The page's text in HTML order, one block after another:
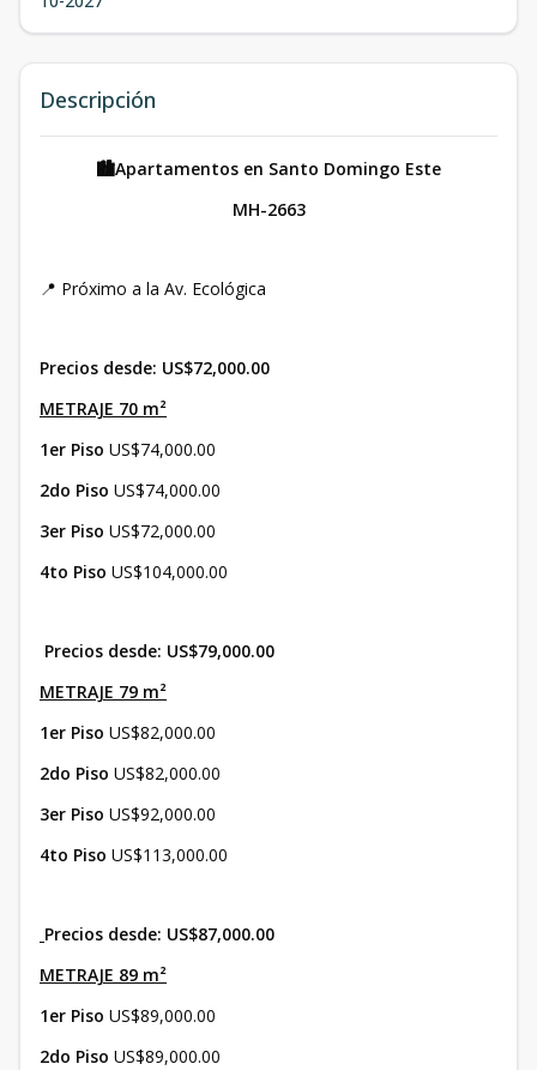
Descripción
🏙️Apartamentos en Santo Domingo Este
MH-2663
📍 Próximo a la Av. Ecológica
Precios desde: US$72,000.00
METRAJE 70 m²
1er Piso US$74,000.00
2do Piso US$74,000.00
3er Piso US$72,000.00
4to Piso US$104,000.00
Precios desde: US$79,000.00
METRAJE 79 m²
1er Piso US$82,000.00
2do Piso US$82,000.00
3er Piso US$92,000.00
4to Piso US$113,000.00
Precios desde: US$87,000.00
METRAJE 89 m²
1er Piso US$89,000.00
2do Piso US$89,000.00